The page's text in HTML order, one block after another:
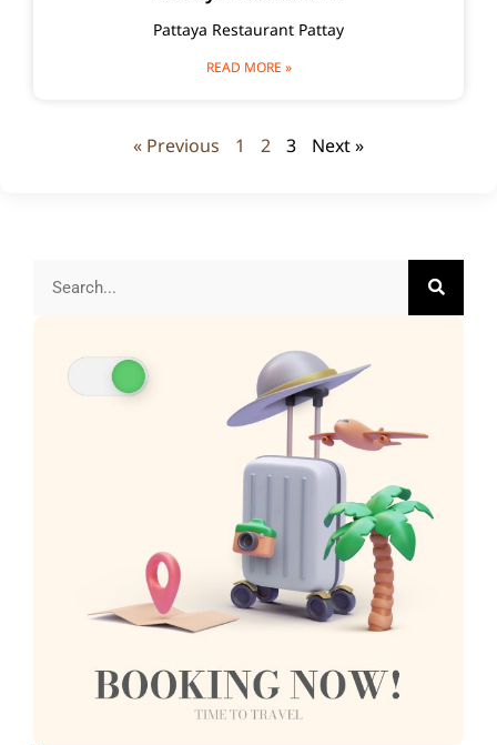
Pattaya Restaurant Pattay
READ MORE »
« Previous 1 2 3 Next »